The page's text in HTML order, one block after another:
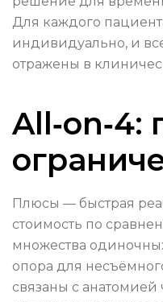
Для каждого
индивидуально, и
отражены в
Плюсы — быстрая
стоимость по
множества
опора для
связаны с